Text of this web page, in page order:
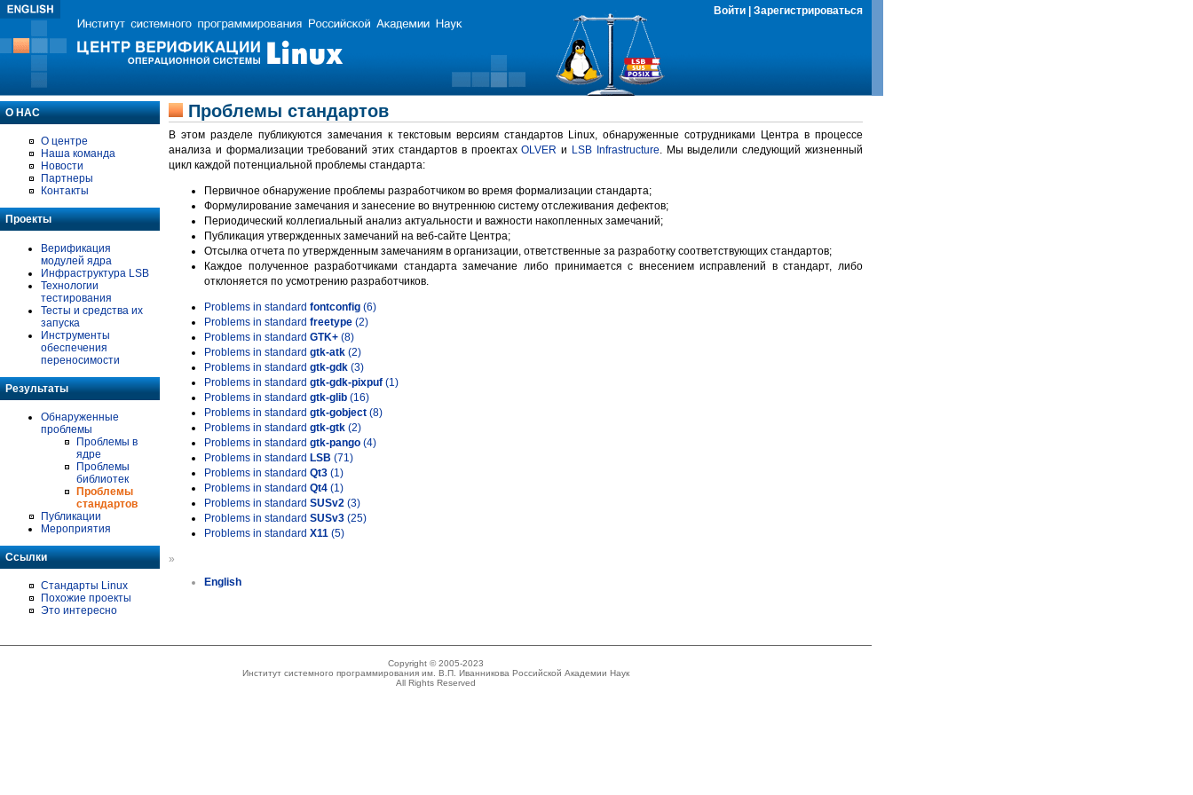
Войти Зарегистрироваться
О НАС
О центре
Наша команда
Новости
Партнеры
Контакты
Проекты
Верификация
модулей ядра
Инфраструктура LSB
Технологии
тестирования
Тесты и средства их
запуска
Инструменты
обеспечения
переносимости
Результаты
Обнаруженные
проблемы
Проблемы в
ядре
Проблемы
библиотек
Проблемы
стандартов
Публикации
Мероприятия
Ссылки
Стандарты Linux
Похожие проекты
Это интересно
Проблемы стандартов
В этом разделе публикуются замечания к текстовым версиям стандартов Linux, обнаруженные сотрудниками Центра в процессе
анализа и формализации требований этих стандартов в проектахOLVER и LSB Infrastructure. Мы выделили следующий жизненный
цикл каждой потенциальной проблемы стандарта:
Первичное обнаружение проблемы разработчиком во время формализации стандарта;
Формулирование замечания и занесение во внутреннюю систему отслеживания дефектов;
Периодический коллегиальный анализ актуальности и важности накопленных замечаний;
Публикация утвержденных замечаний на веб-сайте Центра;
Отсылка отчета по утвержденным замечаниям в организации, ответственные за разработку соответствующих стандартов;
Каждое полученное разработчиками стандарта замечание либо принимается с внесением исправлений в стандарт, либо
отклоняется по усмотрению разработчиков.
Problems in standard fontconfig (6)
Problems in standard freetype (2)
Problems in standard GTK+ (8)
Problems in standard gtk-atk (2)
Problems in standard gtk-gdk (3)
Problems in standard gtk-gdk-pixpuf (1)
Problems in standard gtk-glib (16)
Problems in standard gtk-gobject (8)
Problems in standard gtk-gtk (2)
Problems in standard gtk-pango (4)
Problems in standard LSB (71)
Problems in standard Qt3 (1)
Problems in standard Qt4 (1)
Problems in standard SUSv2 (3)
Problems in standard SUSv3 (25)
Problems in standard X11 (5)
»
English
Copyright © 2005-2023
Институт системного программирования им. В.П. Иванникова Российской Академии Наук
All Rights Reserved